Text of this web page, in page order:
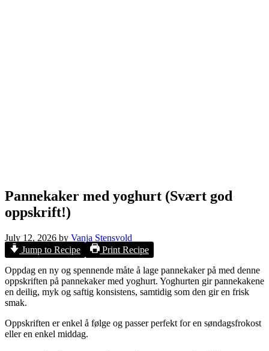
Pannekaker med yoghurt (Svært god
oppskrift!)
July 12, 2026 by Vanja Stensvold
Jump to Recipe
Print Recipe
Oppdag en ny og spennende måte å lage pannekaker på med denne
oppskriften på pannekaker med yoghurt. Yoghurten gir pannekakene
en deilig, myk og saftig konsistens, samtidig som den gir en frisk
smak.
Oppskriften er enkel å følge og passer perfekt for en søndagsfrokost
eller en enkel middag.